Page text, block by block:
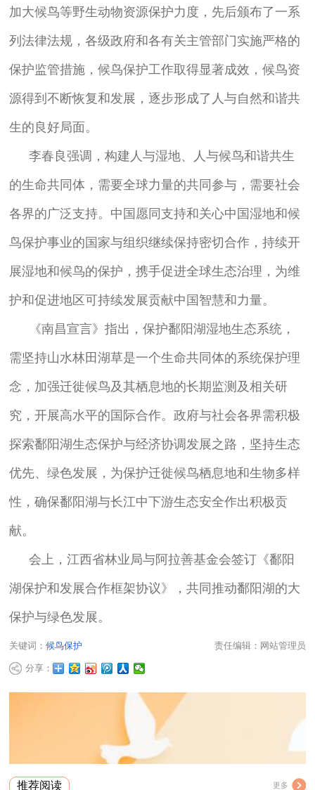
加大候鸟等野生动物资源保护力度，先后颁布了一系
列法律法规，各级政府和各有关主管部门实施严格的
保护监管措施，候鸟保护工作取得显著成效，候鸟资
源得到不断恢复和发展，逐步形成了人与自然和谐共
生的良好局面。
李春良强调，构建人与湿地、人与候鸟和谐共生
的生命共同体，需要全球力量的共同参与，需要社会
各界的广泛支持。中国愿同支持和关心中国湿地和候
鸟保护事业的国家与组织继续保持密切合作，持续开
展湿地和候鸟的保护，携手促进全球生态治理，为维
护和促进地区可持续发展贡献中国智慧和力量。
《南昌宣言》指出，保护鄱阳湖湿地生态系统，
需坚持山水林田湖草是一个生命共同体的系统保护理
念，加强迁徙候鸟及其栖息地的长期监测及相关研
究，开展高水平的国际合作。政府与社会各界需积极
探索鄱阳湖生态保护与经济协调发展之路，坚持生态
优先、绿色发展，为保护迁徙候鸟栖息地和生物多样
性，确保鄱阳湖与长江中下游生态安全作出积极贡
献。
会上，江西省林业局与阿拉善基金会签订《鄱阳
湖保护和发展合作框架协议》，共同推动鄱阳湖的大
保护与绿色发展。
关键词：候鸟保护 责任编辑：网站管理员
分享：
推荐阅读 更多